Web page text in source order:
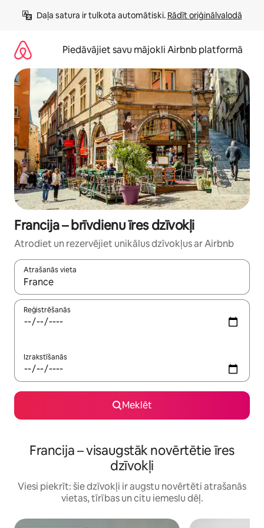
saturu
Daļa satura ir tulkota automātiski. Rādīt oriģinālvalodā
Piedāvājiet savu mājokli Airbnb platformā
Francija – brīvdienu īres dzīvokļi
Atrodiet un rezervējiet unikālus dzīvokļus ar Airbnb
Atrašanās vieta
Kad rezultāti kļūs pieejami, izmantojiet bultiņu uz augšu un
Reģistrēšanās
Izrakstīšanās
Meklēt
Francija – visaugstāk novērtētie īres
dzīvokļi
Viesi piekrīt: šie dzīvokļi ir augstu novērtēti atrašanās
vietas, tīrības un citu iemeslu dēļ.